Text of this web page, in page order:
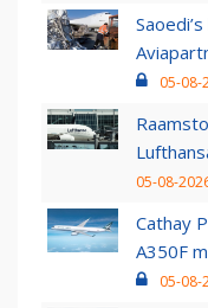
05-08-
05-08-
Cathay
A350F
05-08-